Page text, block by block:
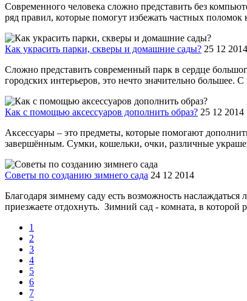
Современного человека сложно представить без
ряд правил, которые помогут избежать частных
Как украсить парки, скверы и домашние сады? 25 12 2014
Сложно представить современный парк в сердце
городских интерьеров, это нечто значительно
Как с помощью аксессуаров дополнить образ? 25 12 2014
Аксессуары – это предметы, которые помогают
завершённым. Сумки, кошельки, очки, различные
Советы по созданию зимнего сада 24 12 2014
Благодаря зимнему саду есть возможность
приезжаете отдохнуть. Зимний сад - комната, в которой
1
2
3
4
5
6
7